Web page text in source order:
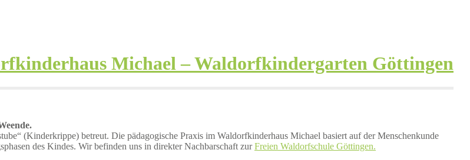
(Kinderkrippe) betreut. Die pädagogische Praxis im Waldorfkinderhaus Michael basiert auf der Menschenkunde
des Kindes. Wir befinden uns in direkter Nachbarschaft zurFreien Waldorfschule Göttingen.